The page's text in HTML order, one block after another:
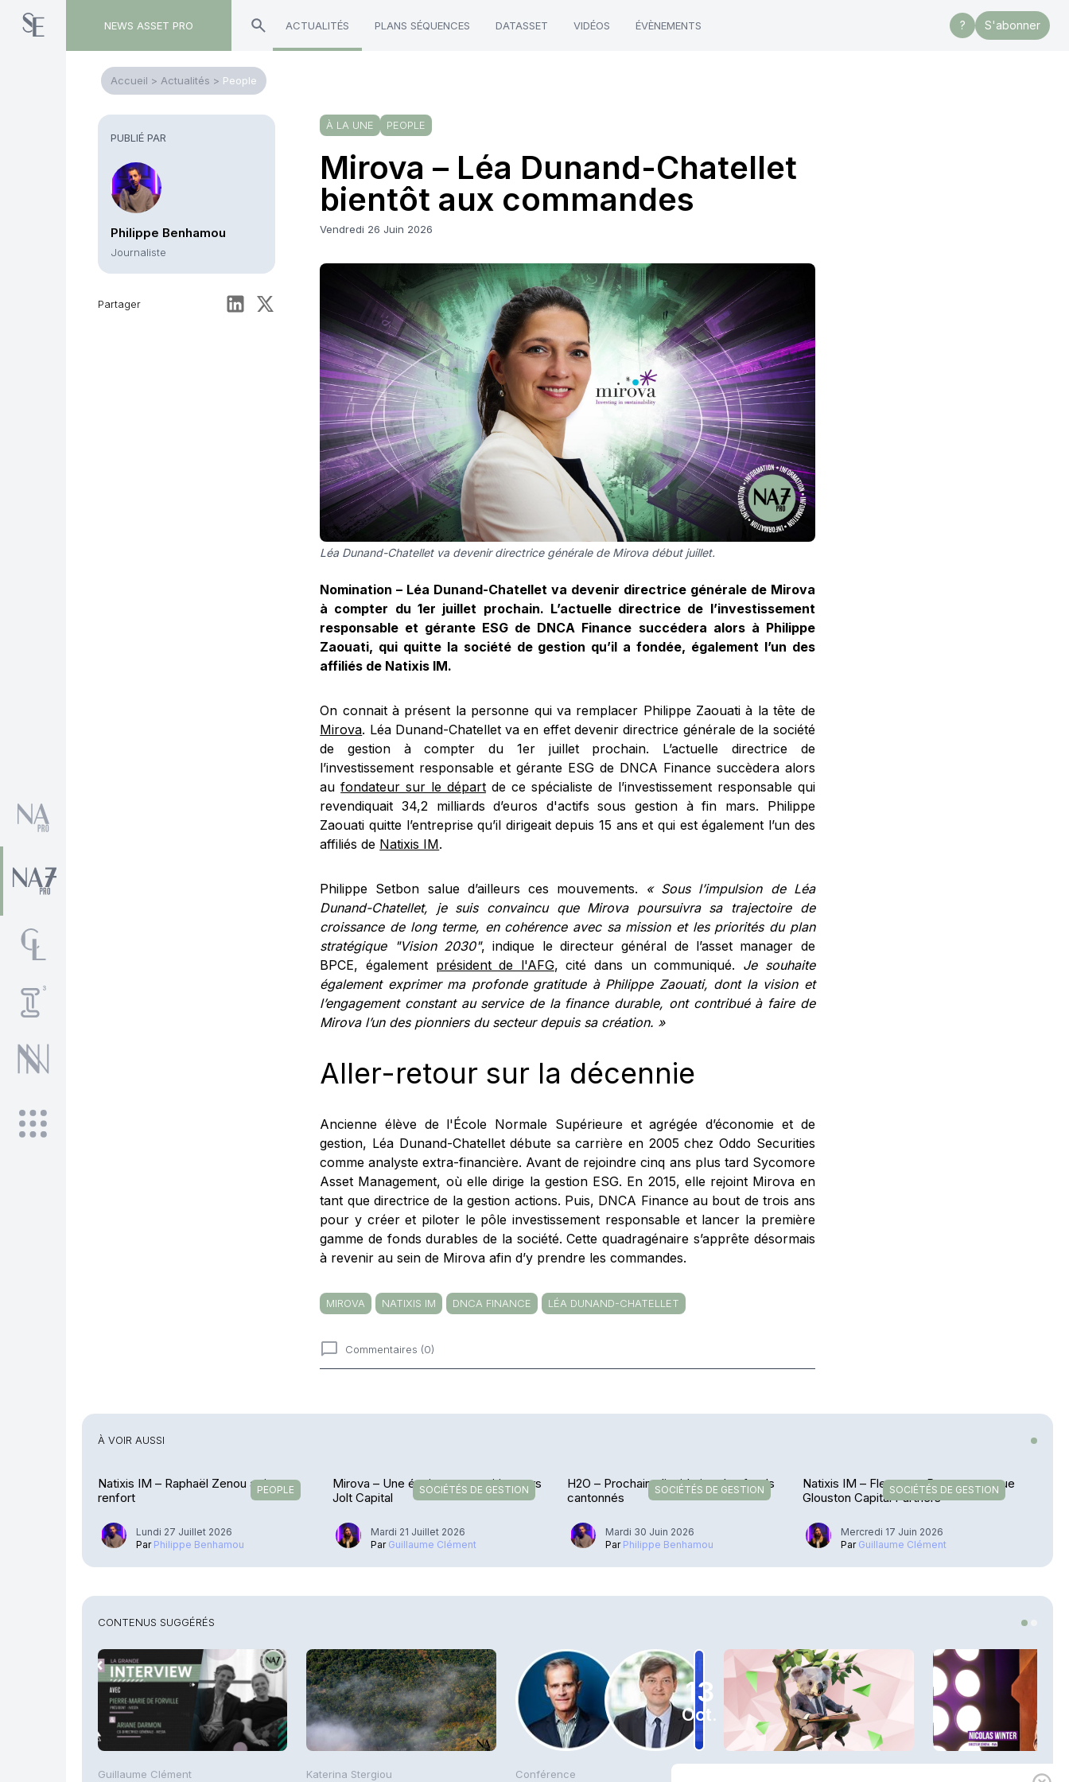
NEWS ASSET PRO ACTUALITÉS PLANS SÉQUENCES DATASSET VIDÉOS ÉVÈNEMENTS ? S'abonner
Accueil > Actualités > People
PUBLIÉ PAR
Philippe Benhamou
Journaliste
Partager
À LA UNE PEOPLE
Mirova – Léa Dunand-Chatellet
bientôt aux commandes
Vendredi 26 Juin 2026
Léa Dunand-Chatellet va devenir directrice générale de Mirova début juillet.
Nomination – Léa Dunand-Chatellet va devenir directrice générale de Mirova
à compter du 1er juillet prochain. L’actuelle directrice de l’investissement
responsable et gérante ESG de DNCA Finance succédera alors à Philippe
Zaouati, qui quitte la société de gestion qu’il a fondée, également l’un des
affiliés de Natixis IM.
On connait à présent la personne qui va remplacer Philippe Zaouati à la tête de
Mirova. Léa Dunand-Chatellet va en effet devenir directrice générale de la société
de gestion à compter du 1er juillet prochain. L’actuelle directrice de
l’investissement responsable et gérante ESG de DNCA Finance succèdera alors
aufondateur sur le départ de ce spécialiste de l’investissement responsable qui
revendiquait 34,2 milliards d’euros d'actifs sous gestion à fin mars. Philippe
Zaouati quitte l’entreprise qu’il dirigeait depuis 15 ans et qui est également l’un des
affiliés de Natixis IM.
Philippe Setbon salue d’ailleurs ces mouvements. « Sous l’impulsion de Léa
Dunand-Chatellet, je suis convaincu que Mirova poursuivra sa trajectoire de
croissance de long terme, en cohérence avec sa mission et les priorités du plan
stratégique "Vision 2030", indique le directeur général de l’asset manager de
BPCE, également président de l'AFG, cité dans un communiqué. Je souhaite
également exprimer ma profonde gratitude à Philippe Zaouati, dont la vision et
l’engagement constant au service de la finance durable, ont contribué à faire de
Mirova l’un des pionniers du secteur depuis sa création. »
Aller-retour sur la décennie
Ancienne élève de l'École Normale Supérieure et agrégée d’économie et de
gestion, Léa Dunand-Chatellet débute sa carrière en 2005 chez Oddo Securities
comme analyste extra-financière. Avant de rejoindre cinq ans plus tard Sycomore
Asset Management, où elle dirige la gestion ESG. En 2015, elle rejoint Mirova en
tant que directrice de la gestion actions. Puis, DNCA Finance au bout de trois ans
pour y créer et piloter le pôle investissement responsable et lancer la première
gamme de fonds durables de la société. Cette quadragénaire s’apprête désormais
à revenir au sein de Mirova afin d’y prendre les commandes.
MIROVA NATIXIS IM DNCA FINANCE LÉA DUNAND-CHATELLET
Commentaires (0)
À VOIR AUSSI
PEOPLE
Natixis IM – Raphaël Zenou arrive en
renfort
Lundi 27 Juillet 2026
Par Philippe Benhamou
SOCIÉTÉS DE GESTION
Mirova – Une équipe en transition vers
Jolt Capital
Mardi 21 Juillet 2026
Par Guillaume Clément
SOCIÉTÉS DE GESTION
H2O – Prochaine liquidation des fonds
cantonnés
Mardi 30 Juin 2026
Par Philippe Benhamou
SOCIÉTÉS DE GESTION
Natixis IM – Flexstone Partners croque
Glouston Capital Partners
Mercredi 17 Juin 2026
Par Guillaume Clément
CONTENUS SUGGÉRÉS
Guillaume Clément Katerina Stergiou
13
Oct.
Conférence